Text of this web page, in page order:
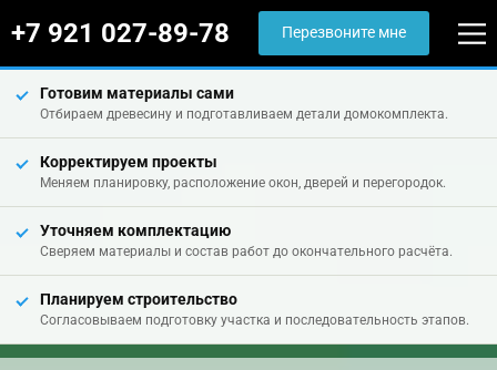
+7 921 027-89-78 Перезвоните мне
Готовим материалы сами
Отбираем древесину и подготавливаем детали домокомплекта.
Корректируем проекты
Меняем планировку, расположение окон, дверей и перегородок.
Уточняем комплектацию
Сверяем материалы и состав работ до окончательного расчёта.
Планируем строительство
Согласовываем подготовку участка и последовательность этапов.